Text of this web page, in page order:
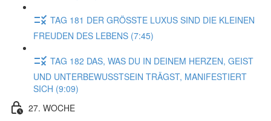
TAG 181 DER GRÖSSTE LUXUS SIND DIE KLEINEN
FREUDEN DES LEBENS (7:45)
TAG 182 DAS, WAS DU IN DEINEM HERZEN, GEIST
UND UNTERBEWUSSTSEIN TRÄGST, MANIFESTIERT
SICH (9:09)
27. WOCHE